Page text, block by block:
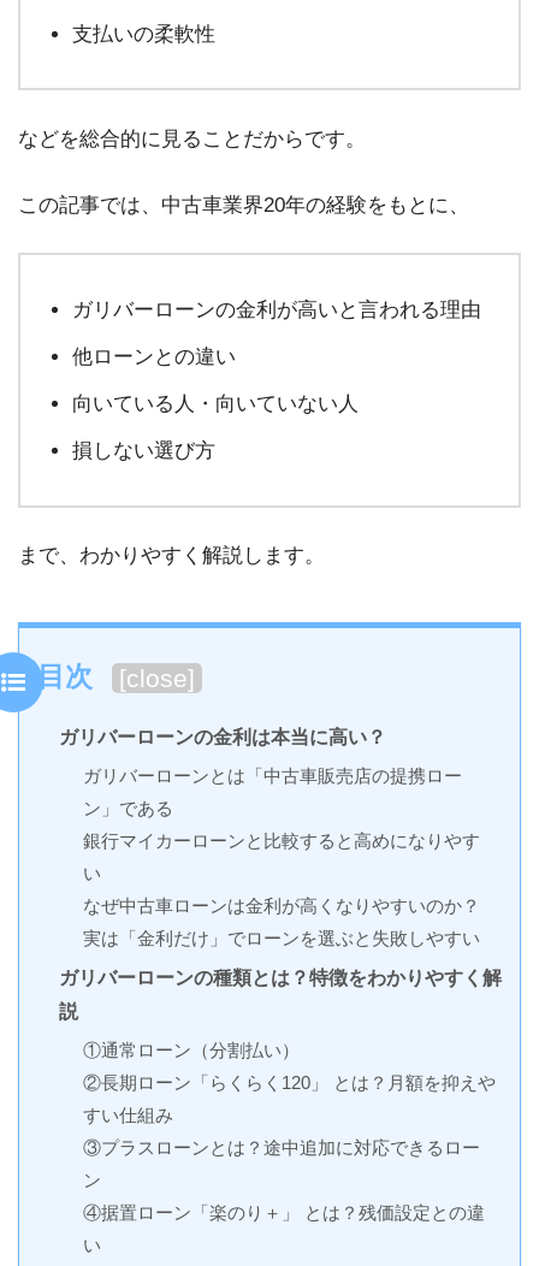
支払いの柔軟性
などを総合的に見ることだからです。
この記事では、中古車業界20年の経験をもとに、
ガリバーローンの金利が高いと言われる理由
他ローンとの違い
向いている人・向いていない人
損しない選び方
まで、わかりやすく解説します。
目次 [close]
ガリバーローンの金利は本当に高い？
ガリバーローンとは「中古車販売店の提携ロー
ン」である
銀行マイカーローンと比較すると高めになりやす
い
なぜ中古車ローンは金利が高くなりやすいのか？
実は「金利だけ」でローンを選ぶと失敗しやすい
ガリバーローンの種類とは？特徴をわかりやすく解
説
①通常ローン（分割払い）
②長期ローン「らくらく120」 とは？月額を抑えや
すい仕組み
③プラスローンとは？途中追加に対応できるロー
ン
④据置ローン「楽のり＋」 とは？残価設定との違
い